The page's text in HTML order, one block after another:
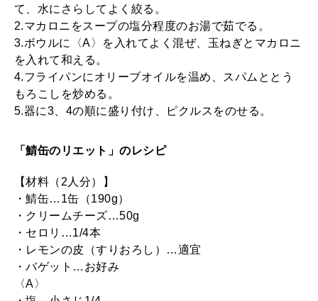
て、水にさらしてよく絞る。
2.マカロニをスープの塩分程度のお湯で茹でる。
3.ボウルに〈A〉を入れてよく混ぜ、玉ねぎとマカロニ
を入れて和える。
4.フライパンにオリーブオイルを温め、スパムととう
もろこしを炒める。
5.器に3、4の順に盛り付け、ピクルスをのせる。
「鯖缶のリエット」のレシピ
【材料（2人分）】
・鯖缶…1缶（190g）
・クリームチーズ…50g
・セロリ…1/4本
・レモンの皮（すりおろし）…適宜
・バゲット…お好み
〈A〉